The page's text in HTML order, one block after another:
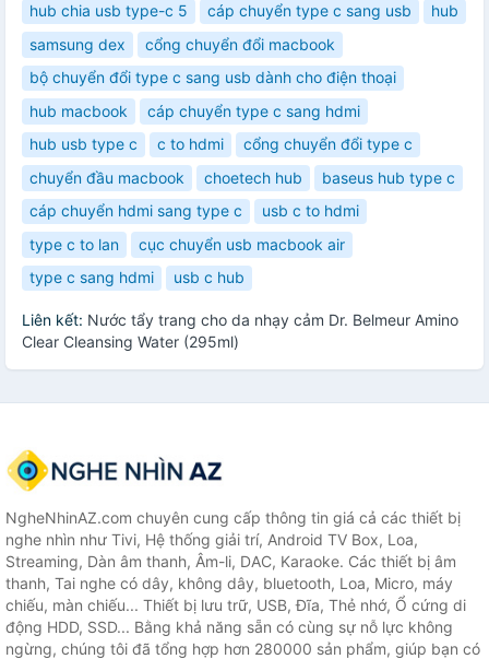
hub chia usb type-c 5
cáp chuyển type c sang usb
hub
samsung dex
cổng chuyển đổi macbook
bộ chuyển đổi type c sang usb dành cho điện thoại
hub macbook
cáp chuyển type c sang hdmi
hub usb type c
c to hdmi
cổng chuyển đổi type c
chuyển đầu macbook
choetech hub
baseus hub type c
cáp chuyển hdmi sang type c
usb c to hdmi
type c to lan
cục chuyển usb macbook air
type c sang hdmi
usb c hub
Liên kết: Nước tẩy trang cho da nhạy cảm Dr. Belmeur Amino
Clear Cleansing Water (295ml)
NgheNhinAZ.com chuyên cung cấp thông tin giá cả các thiết bị
nghe nhìn như Tivi, Hệ thống giải trí, Android TV Box, Loa,
Streaming, Dàn âm thanh, Âm-li, DAC, Karaoke. Các thiết bị âm
thanh, Tai nghe có dây, không dây, bluetooth, Loa, Micro, máy
chiếu, màn chiếu... Thiết bị lưu trữ, USB, Đĩa, Thẻ nhớ, Ổ cứng di
động HDD, SSD... Bằng khả năng sẵn có cùng sự nỗ lực không
ngừng, chúng tôi đã tổng hợp hơn 280000 sản phẩm, giúp bạn có